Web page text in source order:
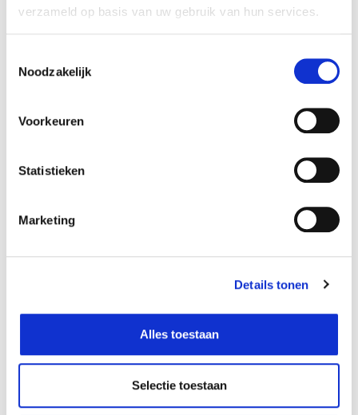
verzameld op basis van uw gebruik van hun services.
Noodzakelijk
Voorkeuren
Statistieken
Marketing
Details tonen
Alles toestaan
Selectie toestaan